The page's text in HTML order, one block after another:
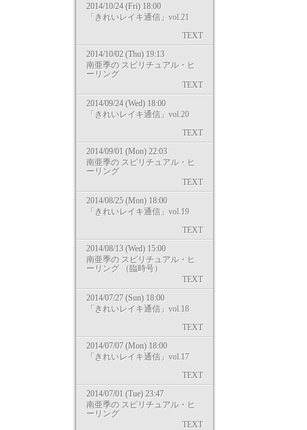
2014/10/24 (Fri) 18:00
「きれいレイキ通信」vol.21
TEXT
2014/10/02 (Thu) 19:13
南亜季の スピリチュアル・ヒ
ーリング
TEXT
2014/09/24 (Wed) 18:00
「きれいレイキ通信」vol.20
TEXT
2014/09/01 (Mon) 22:03
南亜季の スピリチュアル・ヒ
ーリング
TEXT
2014/08/25 (Mon) 18:00
「きれいレイキ通信」vol.19
TEXT
2014/08/13 (Wed) 15:00
南亜季の スピリチュアル・ヒ
ーリング （臨時号）
TEXT
2014/07/27 (Sun) 18:00
「きれいレイキ通信」vol.18
TEXT
2014/07/07 (Mon) 18:00
「きれいレイキ通信」vol.17
TEXT
2014/07/01 (Tue) 23:47
南亜季の スピリチュアル・ヒ
ーリング
TEXT